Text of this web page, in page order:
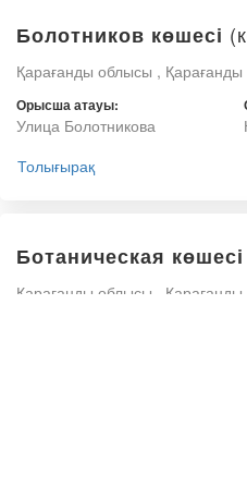
Болотников көшесі
Қарағанды облысы , Қарағанды
Орысша атауы:
Улица Болотникова
Толығырақ
Ботаническая көшесі
Қарағанды облысы , Қарағанды